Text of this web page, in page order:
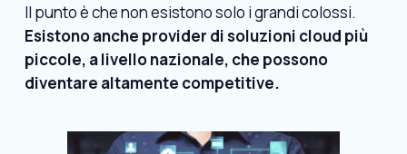
Il punto è che non esistono solo i grandi colossi.
Esistono anche provider di soluzioni cloud più
piccole, a livello nazionale, che possono
diventare altamente competitive.